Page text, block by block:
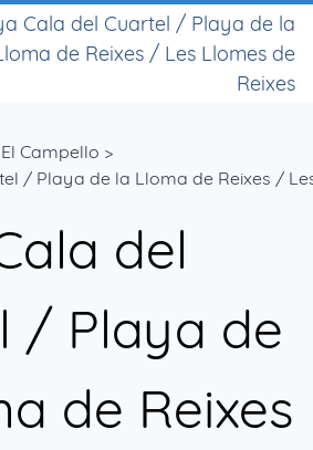
Cala del Cuartel / Playa de la
de Reixes / Les Llomes de
Reixes
El Campello >
/ Playa de la Lloma de Reixes /
del
/ Playa de
de Reixes